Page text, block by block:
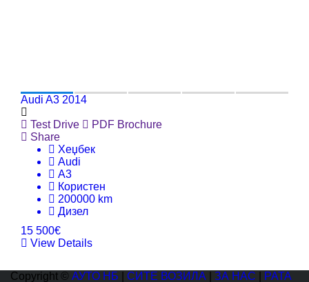
Audi A3 2014
Test Drive
PDF Brochure
Share
Хеџбек
Audi
A3
Користен
200000 km
Дизел
15 500€
View Details
Copyright © АУТО НБ СИТЕ ВОЗИЛА ЗА НАС РАТА